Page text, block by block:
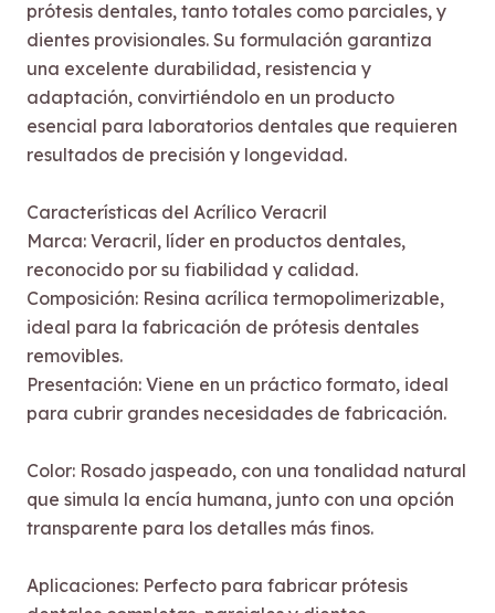
prótesis dentales, tanto totales como parciales, y
dientes provisionales. Su formulación garantiza
una excelente durabilidad, resistencia y
adaptación, convirtiéndolo en un producto
esencial para laboratorios dentales que requieren
resultados de precisión y longevidad.
Características del Acrílico Veracril
Marca: Veracril, líder en productos dentales,
reconocido por su fiabilidad y calidad.
Composición: Resina acrílica termopolimerizable,
ideal para la fabricación de prótesis dentales
removibles.
Presentación: Viene en un práctico formato, ideal
para cubrir grandes necesidades de fabricación.
Color: Rosado jaspeado, con una tonalidad natural
que simula la encía humana, junto con una opción
transparente para los detalles más finos.
Aplicaciones: Perfecto para fabricar prótesis